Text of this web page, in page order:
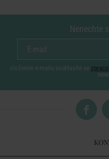
Nenechte
vložením e-mailu souhlasíte se